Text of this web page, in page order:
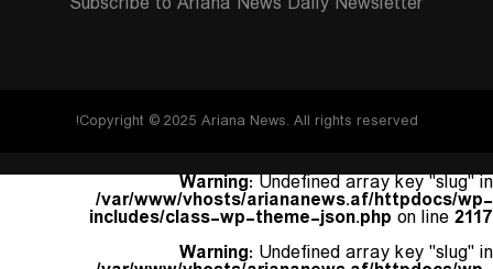
Copyright © 2025 Ariana News. All rights reserved!
Warning: Undefined array key "slug" in
/var/www/vhosts/ariananews.af/httpdocs/wp-
includes/class-wp-theme-json.php on line2117
Warning: Undefined array key "slug" in